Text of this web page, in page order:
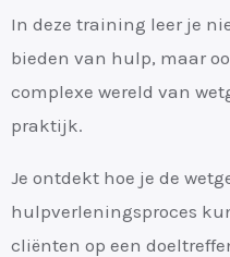
In deze training leer je
bieden van hulp, maar
complexe wereld van
praktijk.
Je ontdekt hoe je de
hulpverleningsproces
cliënten op een